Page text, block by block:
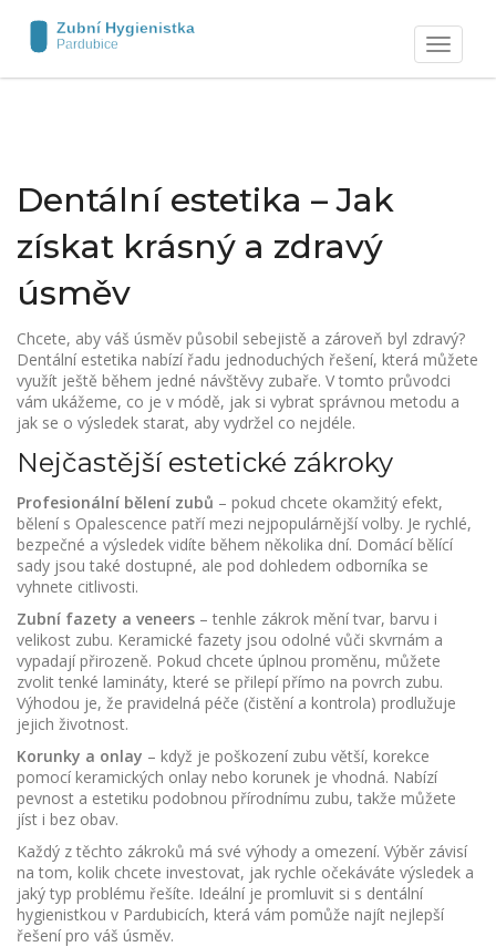
Zobrazit
navigaci
Dentální estetika – Jak
získat krásný a zdravý
úsměv
Chcete, aby váš úsměv působil sebejistě a zároveň byl zdravý?
Dentální estetika nabízí řadu jednoduchých řešení, která můžete
využít ještě během jedné návštěvy zubaře. V tomto průvodci
vám ukážeme, co je v módě, jak si vybrat správnou metodu a
jak se o výsledek starat, aby vydržel co nejdéle.
Nejčastější estetické zákroky
Profesionální bělení zubů – pokud chcete okamžitý efekt,
bělení s Opalescence patří mezi nejpopulárnější volby. Je rychlé,
bezpečné a výsledek vidíte během několika dní. Domácí bělící
sady jsou také dostupné, ale pod dohledem odborníka se
vyhnete citlivosti.
Zubní fazety a veneers – tenhle zákrok mění tvar, barvu i
velikost zubu. Keramické fazety jsou odolné vůči skvrnám a
vypadají přirozeně. Pokud chcete úplnou proměnu, můžete
zvolit tenké lamináty, které se přilepí přímo na povrch zubu.
Výhodou je, že pravidelná péče (čistění a kontrola) prodlužuje
jejich životnost.
Korunky a onlay – když je poškození zubu větší, korekce
pomocí keramických onlay nebo korunek je vhodná. Nabízí
pevnost a estetiku podobnou přírodnímu zubu, takže můžete
jíst i bez obav.
Každý z těchto zákroků má své výhody a omezení. Výběr závisí
na tom, kolik chcete investovat, jak rychle očekáváte výsledek a
jaký typ problému řešíte. Ideální je promluvit si s dentální
hygienistkou v Pardubicích, která vám pomůže najít nejlepší
řešení pro váš úsměv.